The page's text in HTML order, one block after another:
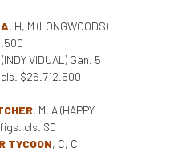
, H, M (LONGWOODS)
VIDUAL) Gan. 5
$26.712.500
, M, A (HAPPY
figs. cls. $0
TYCOON, C, C